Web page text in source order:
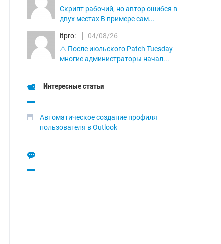
Скрипт рабочий, но автор ошибся в
двух местах В примере сам...
itpro:
04/08/26
⚠️ После июльского Patch Tuesday
многие администраторы начал...
Интересные статьи
Автоматическое создание профиля
пользователя в Outlook